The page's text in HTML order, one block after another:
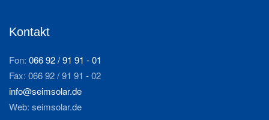
Kontakt
Fon: 066 92 / 91 91 - 01
Fax: 066 92 / 91 91 - 02
info@seimsolar.de
Web: seimsolar.de